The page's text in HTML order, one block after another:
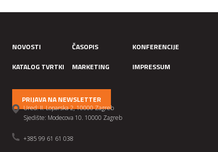
NOVOSTI ČASOPIS
KONFERENCIJE
KATALOG TVRTKI
MARKETING IMPRESSUM
PRIJAVA NA NEWSLETTER
Ured: II. Loparska 2, 10000 Zagreb
Sjedište: Modecova 10. 10000 Zagreb
+385 99 61 61 038